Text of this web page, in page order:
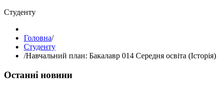
Студенту
Головна/
Студенту
/Навчальний план: Бакалавр 014 Середня освіта (Історія)
Останні новини